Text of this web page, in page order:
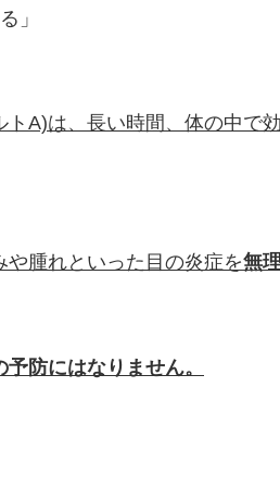
」
トA)は、長い時間、体の中で
腫れといった目の炎症を無
防にはなりません。